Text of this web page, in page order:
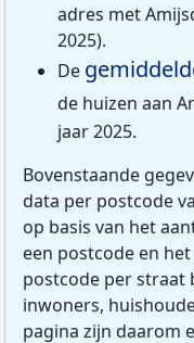
adres met
2025).
De
de huizen aan
jaar 2025.
Bovenstaande
data per postcode
op basis van het
een postcode en
postcode per straat
inwoners,
pagina zijn daarom